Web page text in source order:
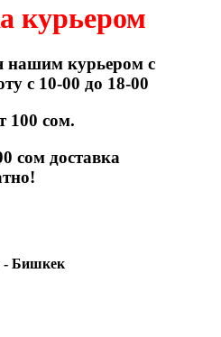
курьером
нашим курьером с
с 10-00 до 18-00
100 сом.
сом доставка
- Бишкек